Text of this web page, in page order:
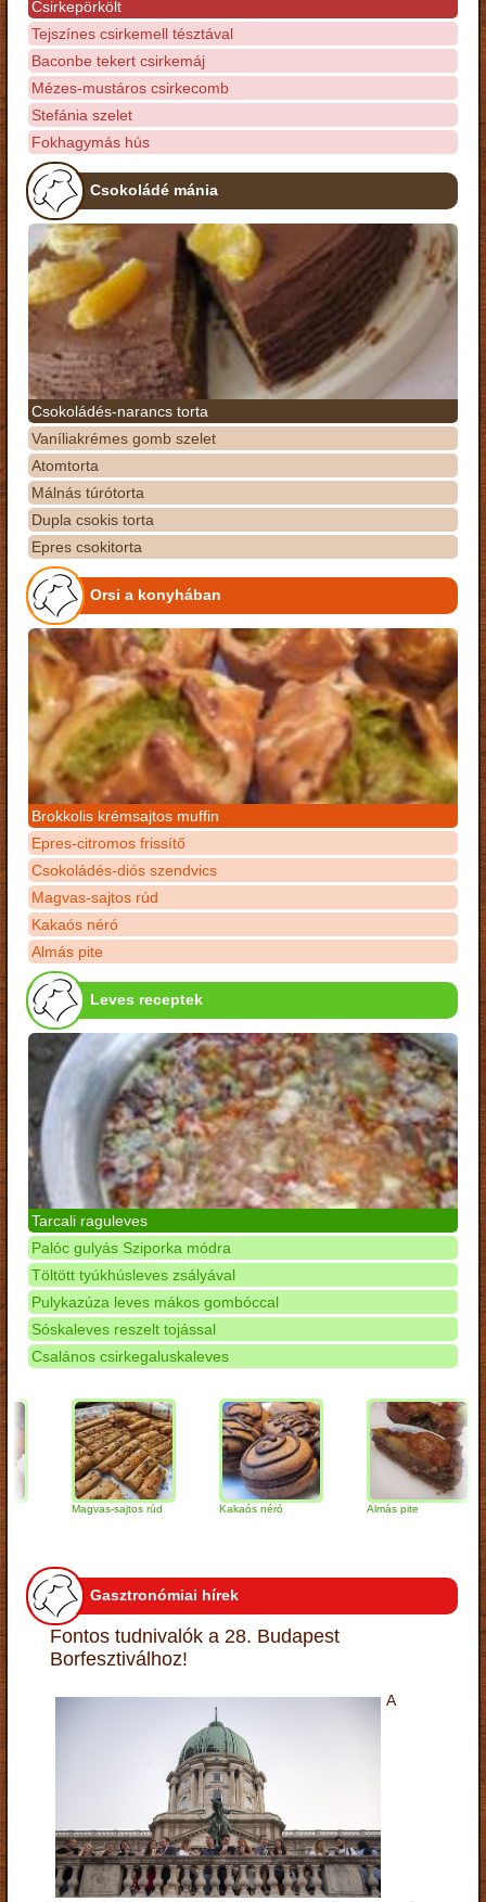
Csirkepörkölt
Tejszínes csirkemell tésztával
Baconbe tekert csirkemáj
Mézes-mustáros csirkecomb
Stefánia szelet
Fokhagymás hús
Csokoládé mánia
Csokoládés-narancs torta
Vaníliakrémes gomb szelet
Atomtorta
Málnás túrótorta
Dupla csokis torta
Epres csokitorta
Orsi a konyhában
Brokkolis krémsajtos muffin
Epres-citromos frissítő
Csokoládés-diós szendvics
Magvas-sajtos rúd
Kakaós néró
Almás pite
Leves receptek
Tarcali raguleves
Palóc gulyás Sziporka módra
Töltött tyúkhúsleves zsályával
Pulykazúza leves mákos gombóccal
Sóskaleves reszelt tojással
Csalános csirkegaluskaleves
Magvas-sajtos rúd Kakaós néró Almás pite
Gasztronómiai hírek
Fontos tudnivalók a 28. Budapest
Borfesztiválhoz!
A